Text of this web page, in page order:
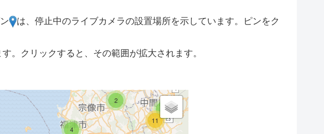
は、停止中のライブカメラの設置場所を示しています。ピンをク
。クリックすると、その範囲が拡大されます。
3
2
4
11